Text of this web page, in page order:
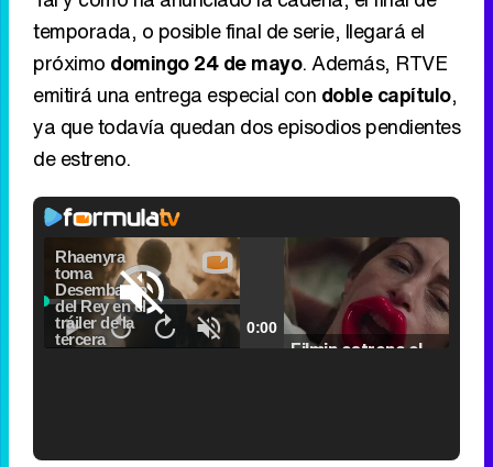
temporada, o posible final de serie, llegará el
próximo domingo 24 de mayo. Además, RTVE
emitirá una entrega especial con doble capítulo,
ya que todavía quedan dos episodios pendientes
de estreno.
Video
Player
is
loading.
Pause
Seek
back
Seek
Unmute Current
0:00 / Duration
2:24
Loaded:
0.00%
Remaining
2:24
Picture-